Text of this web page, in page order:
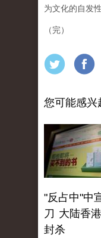
为文化的自发
（完）
您可能感兴
"反占中"中
刀 大陆香
封杀